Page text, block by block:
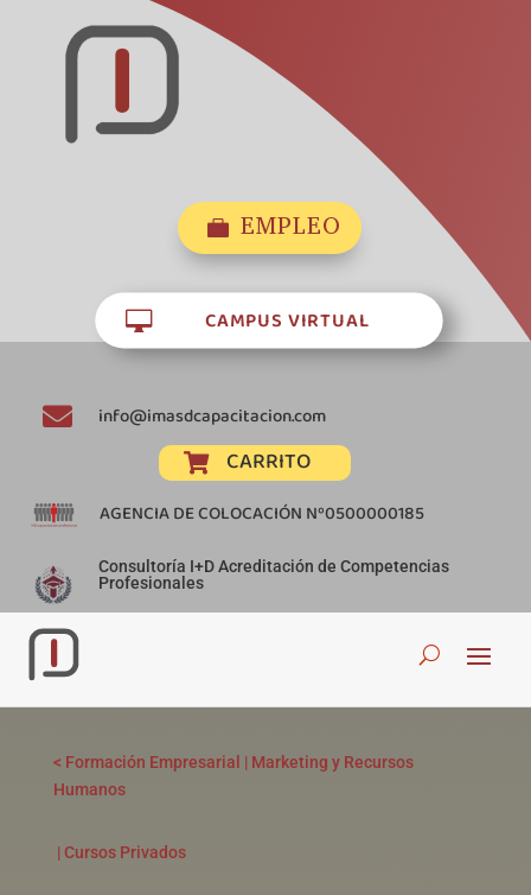
 EMPLEO
 CAMPUS VIRTUAL
 info@imasdcapacitacion.com
 CARRITO
AGENCIA DE COLOCACIÓN Nº0500000185
Consultoría I+D Acreditación de Competencias
Profesionales
< Formación Empresarial | Marketing y Recursos
Humanos
|Cursos Privados